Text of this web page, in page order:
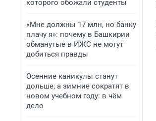
которого обожали студенты
«Мне должны 17 млн, но банку
плачу я»: почему в Башкирии
обманутые в ИЖС не могут
добиться правды
Осенние каникулы станут
дольше, а зимние сократят в
новом учебном году: в чём
дело